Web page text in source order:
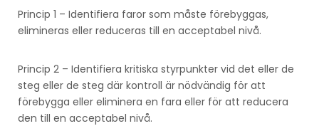
Princip 1 – Identifiera faror som måste förebyggas,
elimineras eller reduceras till en acceptabel nivå.
Princip 2 – Identifiera kritiska styrpunkter vid det eller de
steg eller de steg där kontroll är nödvändig för att
förebygga eller eliminera en fara eller för att reducera
den till en acceptabel nivå.